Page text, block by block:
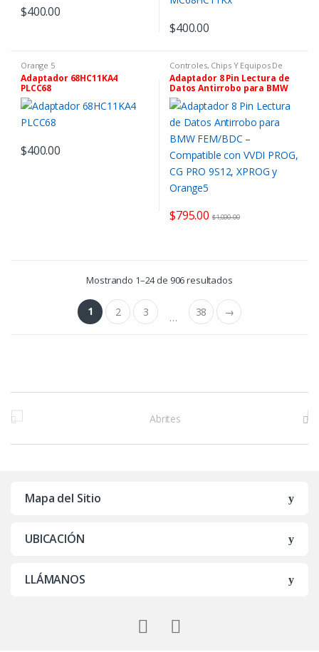
$400.00
$400.00
Orange 5
Adaptador 68HC11KA4
PLCC68
$400.00
Controles, Chips Y Equipos De
Programación,Equipos Xhorse
Adaptador 8 Pin Lectura de
Datos Antirrobo para BMW
FEM/BDC – Compatible con
VVDI PROG, CG PRO 9S12,
XPROG y Orange5
$795.00 $1,000.00
Mostrando 1–24 de 906 resultados
1 2 3 … 38 →
M
Mapa del Sitio
UBICACIÓN
LLÁMANOS